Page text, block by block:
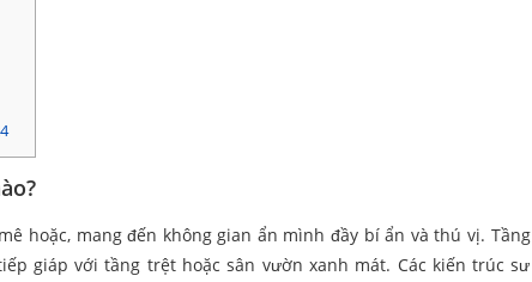
hoặc, mang đến không gian ẩn mình đầy bí ẩn và thú vị. Tầng
giáp với tầng trệt hoặc sân vườn xanh mát. Các kiến trúc sư